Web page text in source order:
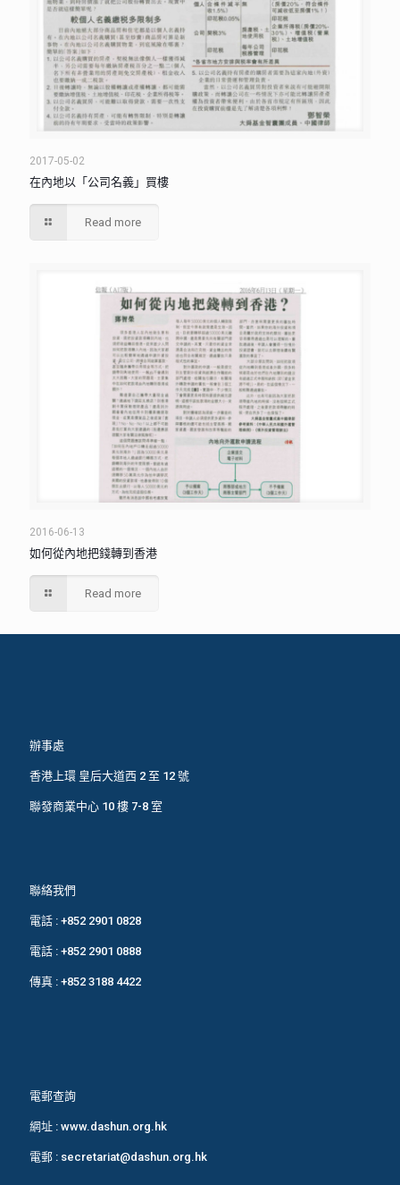
2017-05-02
在內地以「公司名義」買樓
Read more
2016-06-13
如何從內地把錢轉到香港
Read more
辦事處
香港上環 皇后大道西 2 至 12 號
聯發商業中心 10 樓 7-8 室
聯絡我們
電話 : +852 2901 0828
電話 : +852 2901 0888
傳真 : +852 3188 4422
電郵查詢
網址 : www.dashun.org.hk
電郵 : secretariat@dashun.org.hk